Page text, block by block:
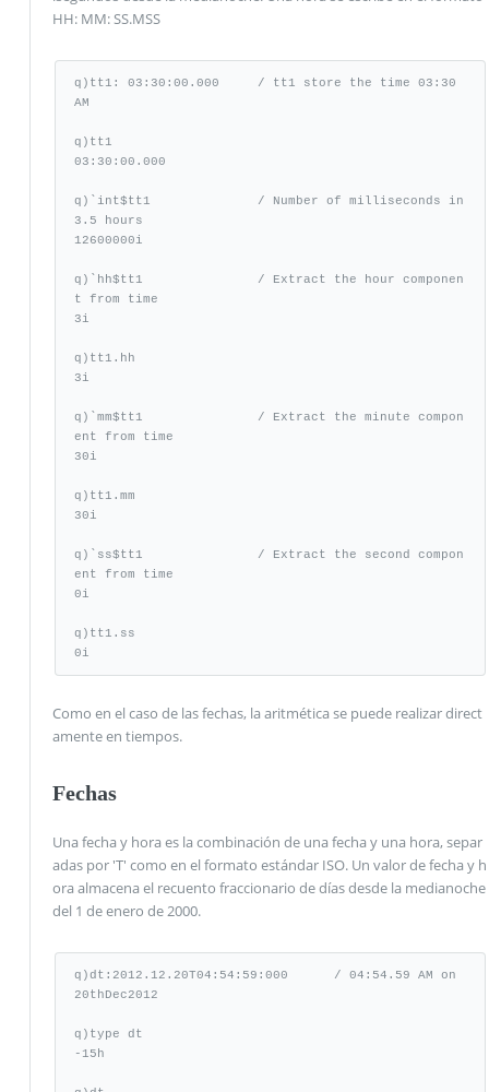
HH: MM: SS.MSS
q)tt1: 03:30:00.000     / tt1 store the time 03:30
AM
q)tt1
03:30:00.000
q)`int$tt1              / Number of milliseconds in
3.5 hours
12600000i
q)`hh$tt1               / Extract the hour componen
t from time
3i
q)tt1.hh
3i
q)`mm$tt1               / Extract the minute compon
ent from time
30i
q)tt1.mm
30i
q)`ss$tt1               / Extract the second compon
ent from time
0i
q)tt1.ss
0i
Como en el caso de las fechas, la aritmética se puede realizar direct
amente en tiempos.
Fechas
Una fecha y hora es la combinación de una fecha y una hora, separ
adas por 'T' como en el formato estándar ISO. Un valor de fecha y h
ora almacena el recuento fraccionario de días desde la medianoche
del 1 de enero de 2000.
q)dt:2012.12.20T04:54:59:000      / 04:54.59 AM on
20thDec2012
q)type dt
-15h